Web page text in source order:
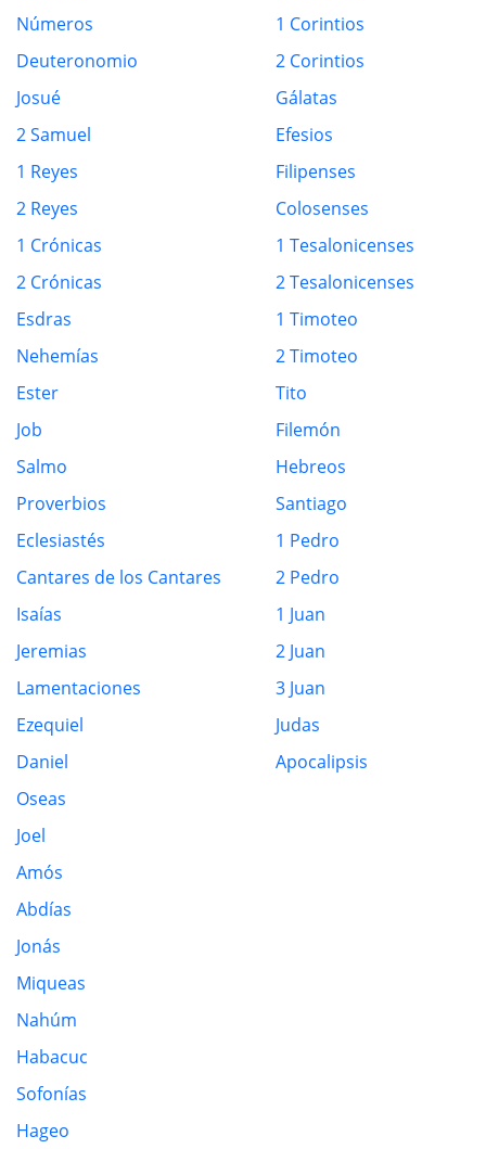
Números
Deuteronomio
Josué
2 Samuel
1 Reyes
2 Reyes
1 Crónicas
2 Crónicas
Esdras
Nehemías
Ester
Job
Salmo
Proverbios
Eclesiastés
Cantares de los Cantares
Isaías
Jeremias
Lamentaciones
Ezequiel
Daniel
Oseas
Joel
Amós
Abdías
Jonás
Miqueas
Nahúm
Habacuc
Sofonías
Hageo
1 Corintios
2 Corintios
Gálatas
Efesios
Filipenses
Colosenses
1 Tesalonicenses
2 Tesalonicenses
1 Timoteo
2 Timoteo
Tito
Filemón
Hebreos
Santiago
1 Pedro
2 Pedro
1 Juan
2 Juan
3 Juan
Judas
Apocalipsis